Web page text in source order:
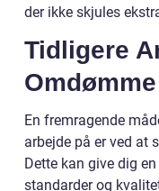
der ikke skjules
Tidligere
Omdømme
En fremragende
arbejde på er ved at
Dette kan give dig
standarder og